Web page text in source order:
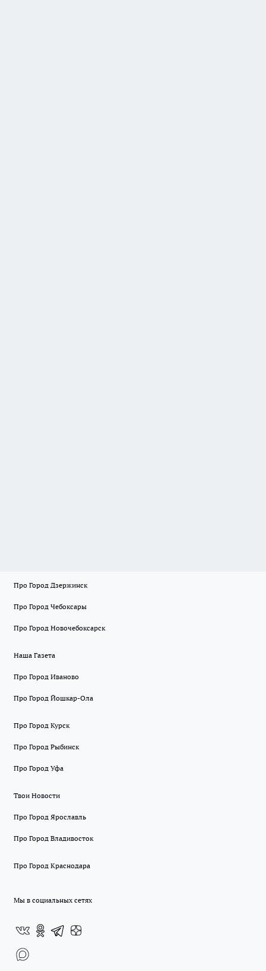
Про Город Дзержинск
Про Город Чебоксары
Про Город Новочебоксарск
Наша Газета
Про Город Иваново
Про Город Йошкар-Ола
Про Город Курск
Про Город Рыбинск
Про Город Уфа
Твои Новости
Про Город Ярославль
Про Город Владивосток
Про Город Краснодара
Мы в социальных сетях